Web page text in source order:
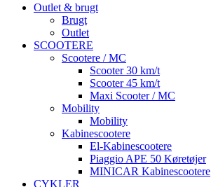
Outlet & brugt
Brugt
Outlet
SCOOTERE
Scootere / MC
Scooter 30 km/t
Scooter 45 km/t
Maxi Scooter / MC
Mobility
Mobility
Kabinescootere
El-Kabinescootere
Piaggio APE 50 Køretøjer
MINICAR Kabinescootere
CYKLER